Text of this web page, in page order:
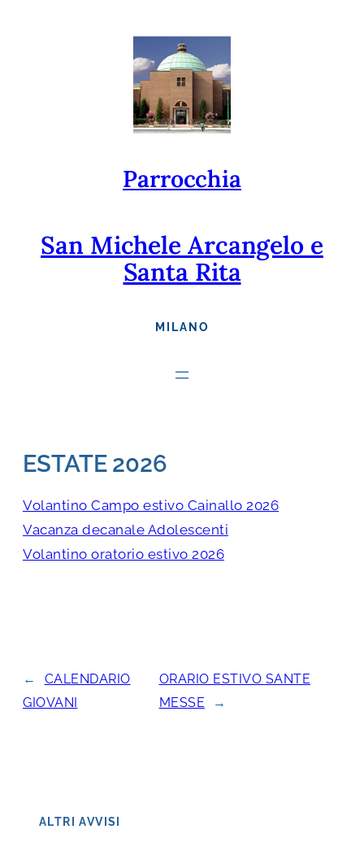
Parrocchia
San Michele Arcangelo e
Santa Rita
MILANO
ESTATE 2026
Volantino Campo estivo Cainallo 2026
Vacanza decanale Adolescenti
Volantino oratorio estivo 2026
←
CALENDARIO
GIOVANI
ORARIO ESTIVO SANTE
MESSE
→
ALTRI AVVISI